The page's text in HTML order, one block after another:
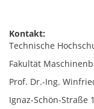
Kontakt:
Technische
Fakultät
Prof. Dr.-Ing.
Ignaz-Schön-Straße